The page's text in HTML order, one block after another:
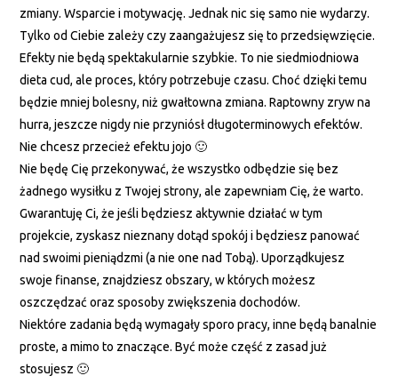
zmiany. Wsparcie i motywację. Jednak nic się samo nie wydarzy.
Tylko od Ciebie zależy czy zaangażujesz się to przedsięwzięcie.
Efekty nie będą spektakularnie szybkie. To nie siedmiodniowa
dieta cud, ale proces, który potrzebuje czasu. Choć dzięki temu
będzie mniej bolesny, niż gwałtowna zmiana. Raptowny zryw na
hurra, jeszcze nigdy nie przyniósł długoterminowych efektów.
Nie chcesz przecież efektu jojo 🙂
Nie będę Cię przekonywać, że wszystko odbędzie się bez
żadnego wysiłku z Twojej strony, ale zapewniam Cię, że warto.
Gwarantuję Ci, że jeśli będziesz aktywnie działać w tym
projekcie, zyskasz nieznany dotąd spokój i będziesz panować
nad swoimi pieniądzmi (a nie one nad Tobą). Uporządkujesz
swoje finanse, znajdziesz obszary, w których możesz
oszczędzać oraz sposoby zwiększenia dochodów.
Niektóre zadania będą wymagały sporo pracy, inne będą banalnie
proste, a mimo to znaczące. Być może część z zasad już
stosujesz 🙂